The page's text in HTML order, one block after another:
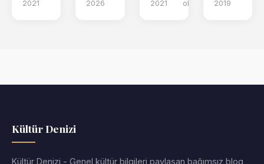
2021
2026
okuma2021
okuma
2019
Kültür Denizi
Kültür Denizi - Genel kültür bilgileri paylaşan bağımsız blog